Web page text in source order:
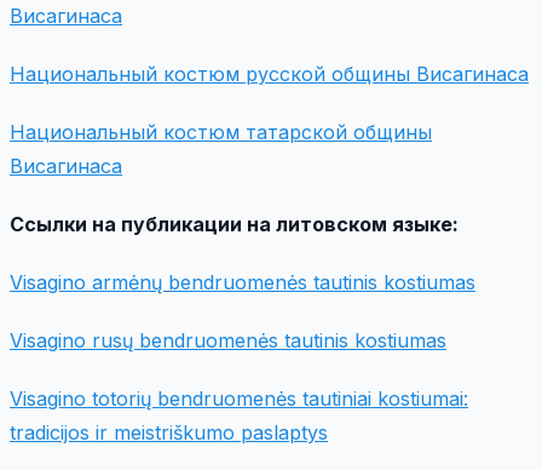
Висагинаса
Национальный костюм русской общины Висагинаса
Национальный костюм татарской общины
Висагинаса
Ссылки на публикации на литовском языке:
Visagino armėnų bendruomenės tautinis kostiumas
Visagino rusų bendruomenės tautinis kostiumas
Visagino totorių bendruomenės tautiniai kostiumai:
tradicijos ir meistriškumo paslaptys